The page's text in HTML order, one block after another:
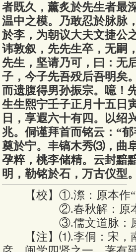
者既久，薰炙於先生者最
温中之模。乃敢忍於脉脉
於李，为朝议大夫文捷公
讳敦叙，先先生卒，无嗣
先生，坚请乃可，曰：无
子，今子先吾殁后吾明矣
而遗腹得男孙振宗。噫！
生生熙宁壬子正月十五日
日，享遐六十有四。以绍
兆。侗谨拜首而铭云：“
奠於宁。丰镐木秀⑶，曲
孕粹，桃李储精。云封黯
明，勒铭於石，万古仪型
【校】①.漈：原本作“
②.春秋解：原本脱
③.儒文道脉：原本
【注】⑴.李侗：宋，南